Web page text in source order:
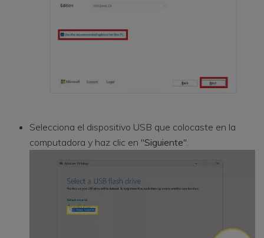
Selecciona el dispositivo USB que colocaste en la
computadora y haz clic en "Siguiente".